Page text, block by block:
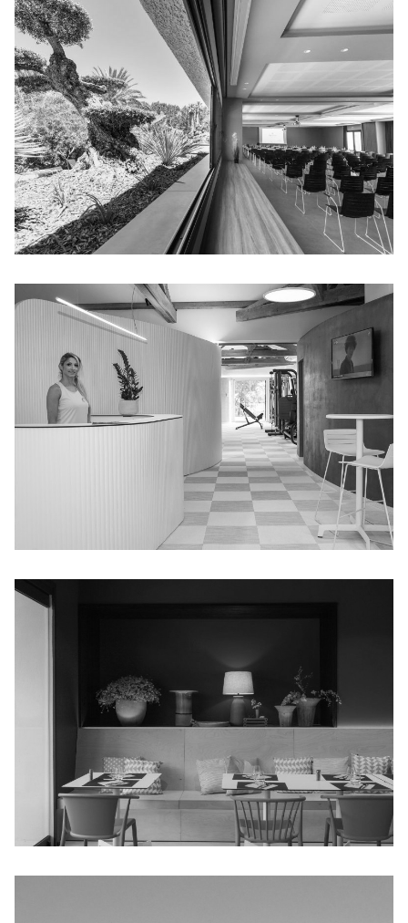
EVENTS ROOM SIRÈNE
JOSETTE ET CLAUDE